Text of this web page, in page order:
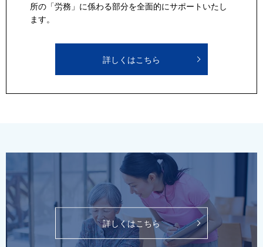
所の「労務」に係わる部分を全面的にサポートいたし
ます。
詳しくはこちら
詳しくはこちら